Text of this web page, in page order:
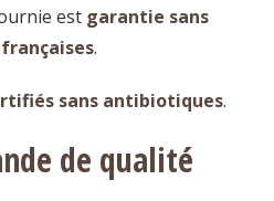
est garantie sans
françaises.
sans antibiotiques.
de qualité